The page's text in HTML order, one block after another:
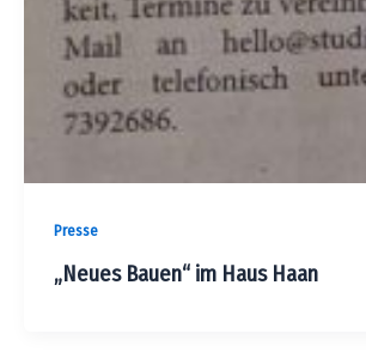
Presse
„Neues Bauen“ im Haus Haan